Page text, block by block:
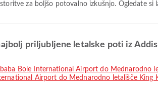
za boljšo potovalno izkušnjo. Ogledate
priljubljene letalske poti iz Addis
Bole International Airport do Mednarodno
Airport do Mednarodno letališče King